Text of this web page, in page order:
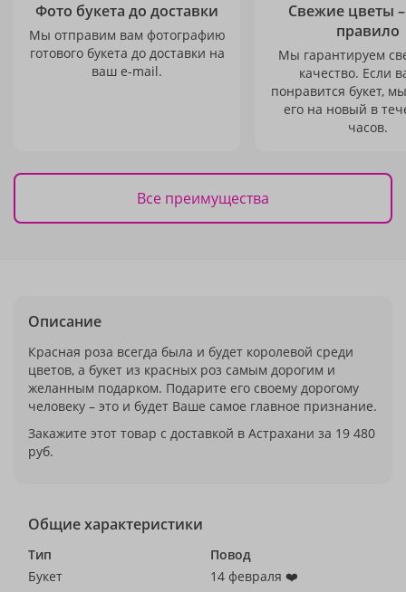
Фото букета до доставки
Мы отправим вам фотографию
готового букета до доставки на
ваш e-mail.
Свежие цветы
правило
Мы гарантируем
качество. Если
понравится букет,
его на новый в
часов.
Все преимущества
Описание
Красная роза всегда была и будет королевой среди
цветов, а букет из красных роз самым дорогим и
желанным подарком. Подарите его своему дорогому
человеку – это и будет Ваше самое главное признание.
Закажите этот товар с доставкой в Астрахани за 19 480
руб.
Общие характеристики
Тип
Букет
Повод
14 февраля ❤️